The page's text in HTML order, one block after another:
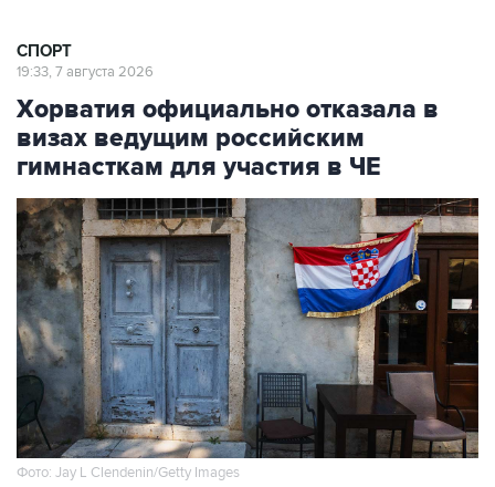
СПОРТ
19:33, 7 августа 2026
Хорватия официально отказала в
визах ведущим российским
гимнасткам для участия в ЧЕ
Фото: Jay L Clendenin/Getty Images